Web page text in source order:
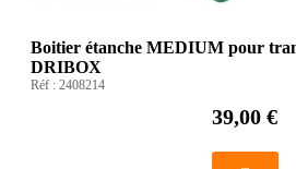
Boitier étanche MEDIUM pour
DRIBOX
Réf : 2408214
39,00 €